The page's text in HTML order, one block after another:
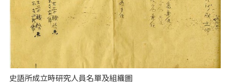
史語所成立時研究人員名單及組織圖